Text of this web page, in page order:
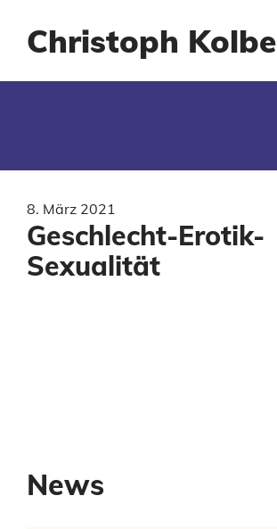
Christoph Kolbe
8. März 2021
Geschlecht-Erotik-
Sexualität
News